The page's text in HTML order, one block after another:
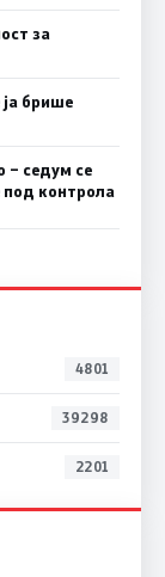
за
брише
– седум се
под контрола
4801
39298
2201